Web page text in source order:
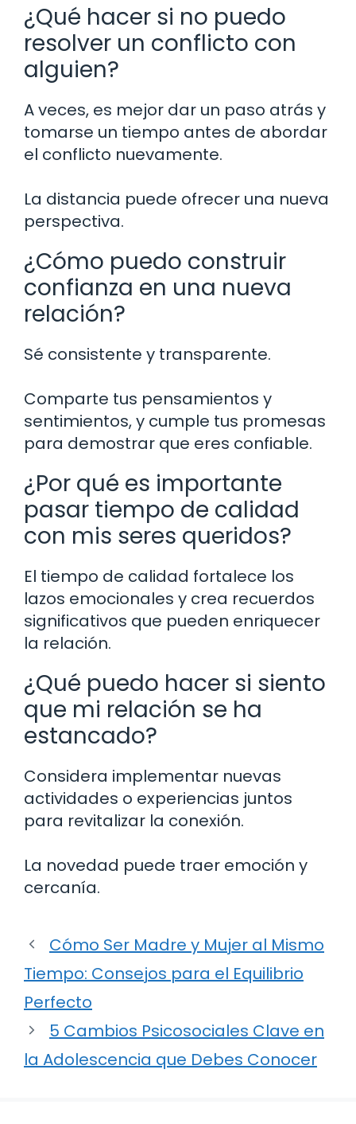
¿Qué hacer si no puedo
resolver un conflicto con
alguien?
A veces, es mejor dar un paso atrás y
tomarse un tiempo antes de abordar
el conflicto nuevamente.
La distancia puede ofrecer una nueva
perspectiva.
¿Cómo puedo construir
confianza en una nueva
relación?
Sé consistente y transparente.
Comparte tus pensamientos y
sentimientos, y cumple tus promesas
para demostrar que eres confiable.
¿Por qué es importante
pasar tiempo de calidad
con mis seres queridos?
El tiempo de calidad fortalece los
lazos emocionales y crea recuerdos
significativos que pueden enriquecer
la relación.
¿Qué puedo hacer si siento
que mi relación se ha
estancado?
Considera implementar nuevas
actividades o experiencias juntos
para revitalizar la conexión.
La novedad puede traer emoción y
cercanía.
Cómo Ser Madre y Mujer al Mismo
Tiempo: Consejos para el Equilibrio
Perfecto
5 Cambios Psicosociales Clave en
la Adolescencia que Debes Conocer